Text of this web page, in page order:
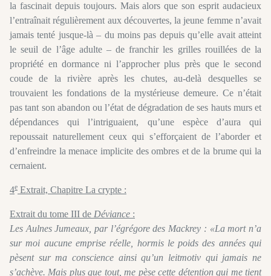
la fascinait depuis toujours. Mais alors que son esprit audacieux
l’entraînait régulièrement aux découvertes, la jeune femme n’avait
jamais tenté jusque-là – du moins pas depuis qu’elle avait atteint
le seuil de l’âge adulte – de franchir les grilles rouillées de la
propriété en dormance ni l’approcher plus près que le second
coude de la rivière après les chutes, au-delà desquelles se
trouvaient les fondations de la mystérieuse demeure. Ce n’était
pas tant son abandon ou l’état de dégradation de ses hauts murs et
dépendances qui l’intriguaient, qu’une espèce d’aura qui
repoussait naturellement ceux qui s’efforçaient de l’aborder et
d’enfreindre la menace implicite des ombres et de la brume qui la
cernaient.
4e Extrait, Chapitre La crypte :
Extrait du tome III de Déviance :
Les Aulnes Jumeaux, par l’égrégore des Mackrey : «La mort n’a
sur moi aucune emprise réelle, hormis le poids des années qui
pèsent sur ma conscience ainsi qu’un leitmotiv qui jamais ne
s’achève. Mais plus que tout, me pèse cette détention qui me tient